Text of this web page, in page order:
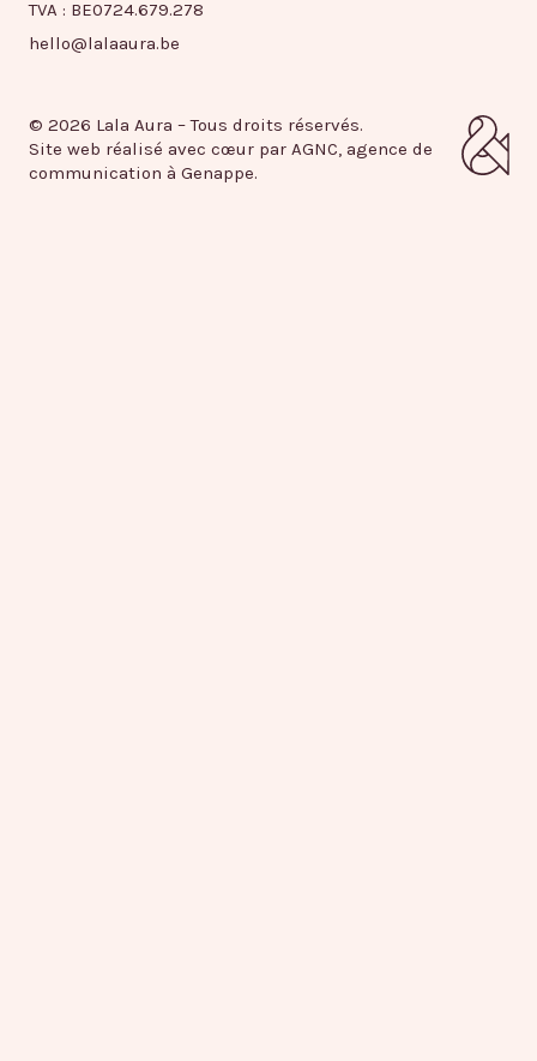
TVA : BE0724.679.278
hello@lalaaura.be
© 2026 Lala Aura – Tous droits réservés.
Site web réalisé avec cœur par AGNC, agence de
communication à Genappe.